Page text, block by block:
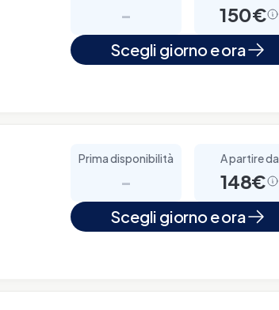
- 150€
Scegli giorno e ora
Prima disponibilità
-
A partire da
148€
Scegli giorno e ora